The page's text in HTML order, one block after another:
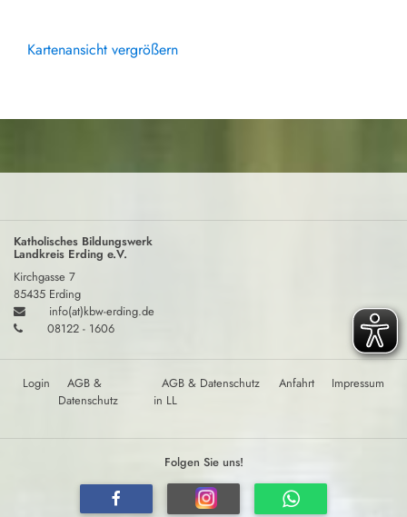
Kartenansicht vergrößern
Katholisches Bildungswerk
Landkreis Erding e.V.
Kirchgasse 7
85435 Erding
info(at)kbw-erding.de
08122 - 1606
Login
AGB &
Datenschutz
AGB & Datenschutz
in LL
Anfahrt Impressum
Folgen Sie uns!